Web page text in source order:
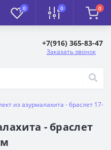
0 0 0
+7(916) 365-83-47
Заказать звонок
из азурмалахита - браслет 17-
- браслет